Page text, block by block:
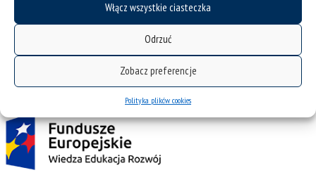
Włącz wszystkie ciasteczka
Odrzuć
Zobacz preferencje
Polityka plików cookies
Projekt Zintegrowany Program Rozwoju Uniwersytetu Śląskiego w Katowicach
współfinansowany przez Unię Europejską z Europejskiego Funduszu Społecznego w
ramach Programu Operacyjnego Wiedza Edukacja Rozwój na lata 2014˗2020.